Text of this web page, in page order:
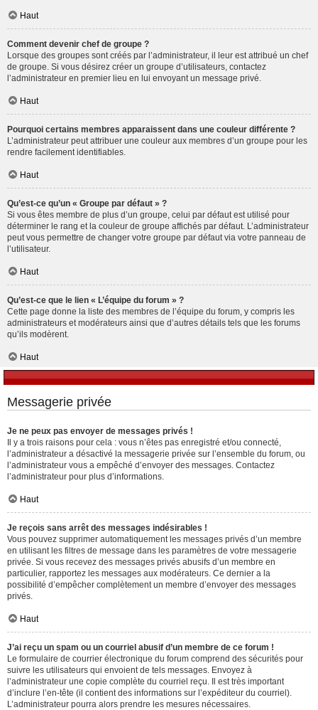
Haut
Comment devenir chef de groupe ?
Lorsque des groupes sont créés par l’administrateur, il leur est attribué un chef
de groupe. Si vous désirez créer un groupe d’utilisateurs, contactez
l’administrateur en premier lieu en lui envoyant un message privé.
Haut
Pourquoi certains membres apparaissent dans une couleur différente ?
L’administrateur peut attribuer une couleur aux membres d’un groupe pour les
rendre facilement identifiables.
Haut
Qu’est-ce qu’un « Groupe par défaut » ?
Si vous êtes membre de plus d’un groupe, celui par défaut est utilisé pour
déterminer le rang et la couleur de groupe affichés par défaut. L’administrateur
peut vous permettre de changer votre groupe par défaut via votre panneau de
l’utilisateur.
Haut
Qu’est-ce que le lien « L’équipe du forum » ?
Cette page donne la liste des membres de l’équipe du forum, y compris les
administrateurs et modérateurs ainsi que d’autres détails tels que les forums
qu’ils modèrent.
Haut
Messagerie privée
Je ne peux pas envoyer de messages privés !
Il y a trois raisons pour cela : vous n’êtes pas enregistré et/ou connecté,
l’administrateur a désactivé la messagerie privée sur l’ensemble du forum, ou
l’administrateur vous a empêché d’envoyer des messages. Contactez
l’administrateur pour plus d’informations.
Haut
Je reçois sans arrêt des messages indésirables !
Vous pouvez supprimer automatiquement les messages privés d’un membre
en utilisant les filtres de message dans les paramètres de votre messagerie
privée. Si vous recevez des messages privés abusifs d’un membre en
particulier, rapportez les messages aux modérateurs. Ce dernier a la
possibilité d’empêcher complètement un membre d’envoyer des messages
privés.
Haut
J’ai reçu un spam ou un courriel abusif d’un membre de ce forum !
Le formulaire de courrier électronique du forum comprend des sécurités pour
suivre les utilisateurs qui envoient de tels messages. Envoyez à
l’administrateur une copie complète du courriel reçu. Il est très important
d’inclure l’en-tête (il contient des informations sur l’expéditeur du courriel).
L’administrateur pourra alors prendre les mesures nécessaires.